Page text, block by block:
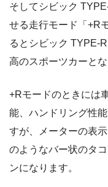
そしてシビック
せる走行モード「+R
るとシビック TYPE-
高のスポーツカーとな
+Rモードのときには
能、ハンドリング性
すが、メーターの表
のようなバー状のタ
ンになります。